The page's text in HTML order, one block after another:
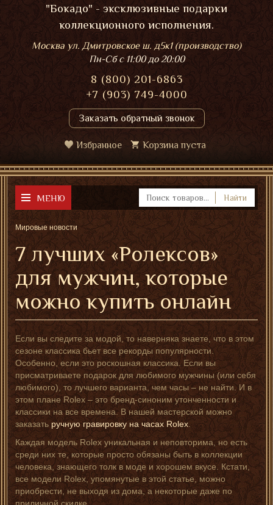
"Бокадо" - эксклюзивные подарки
коллекционного исполнения.
Москва ул. Дмитровское ш. д5к1 (производство)
Пн-Сбс 11:00 до 20:00
8 (800) 201-6863
+7 (903) 749-4000
Заказать обратный звонок
Избранное Корзина пуста
МЕНЮ Найти
Мировые новости
7 лучших «Ролексов»
для мужчин, которые
можно купить онлайн
Если вы следите за модой, то наверняка знаете, что в этом
сезоне классика бьет все рекорды популярности.
Особенно, если это роскошная классика. Если вы
присматриваете подарок для любимого мужчины (или себя
любимого), то лучшего варианта, чем часы – не найти. И в
этом плане Rolex – это бренд-синоним утонченности и
классики на все времена. В нашей мастерской можно
заказатьручную гравировку на часах Rolex
Каждая модель Rolex уникальная и неповторима, но есть
среди них те, которые просто обязаны быть в коллекции
человека, знающего толк в моде и хорошем вкусе. Кстати,
все модели Rolex, упомянутые в этой статье, можно
приобрести, не выходя из дома, а некоторые даже по